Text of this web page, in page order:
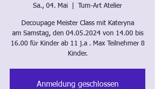
Sa., 04. Mai Tum-Art Atelier
Decoupage Meister Class mit Kateryna
am Samstag, den 04.05.2024 von 14.00 bis
16.00 für Kinder ab 11 j.a . Max Teilnehmer 8
Kinder.
Anmeldung geschlossen